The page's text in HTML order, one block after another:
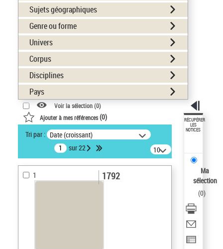
Sujets géographiques
Genre ou forme
Univers
Corpus
Disciplines
Pays
Voir la sélection (0)
Ajouter à mes références(0)
Tri par : Date (croissant)
sur 22
10
résultats/page
1
1792
RÉCUPÉRER
LES
NOTICES
Ma
sélection
(0)